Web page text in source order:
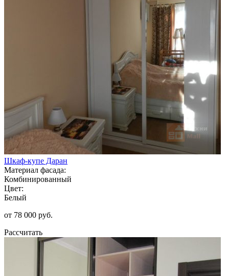
Шкаф-купе Даран
Материал фасада:
Комбинированный
Цвет:
Белый
от 78 000 руб.
Рассчитать